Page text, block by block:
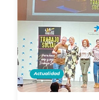
Actualidad